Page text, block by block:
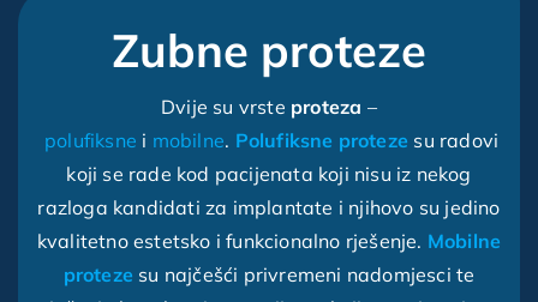
Zubne proteze
Dvije su vrste proteza –
polufiksne i mobilne. Polufiksne proteze su radovi
koji se rade kod pacijenata koji nisu iz nekog
razloga kandidati za implantate i njihovo su jedino
kvalitetno estetsko i funkcionalno rješenje. Mobilne
proteze su najčešći privremeni nadomjesci te